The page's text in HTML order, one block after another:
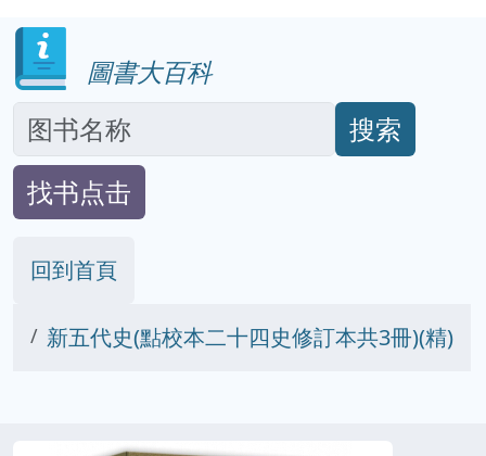
圖書大百科
搜索
找书点击
回到首頁
新五代史(點校本二十四史修訂本共3冊)(精)